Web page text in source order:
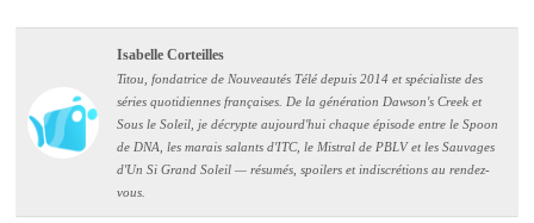
Isabelle Corteilles
Titou, fondatrice de Nouveautés Télé depuis 2014 et spécialiste des
séries quotidiennes françaises. De la génération Dawson's Creek et
Sous le Soleil, je décrypte aujourd'hui chaque épisode entre le Spoon
de DNA, les marais salants d'ITC, le Mistral de PBLV et les Sauvages
d'Un Si Grand Soleil — résumés, spoilers et indiscrétions au rendez-
vous.